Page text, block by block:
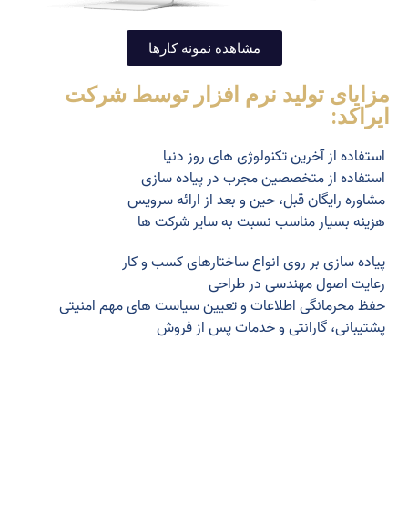
مشاهده نمونه کارها
مزایای تولید نرم افزار توسط شرکت
ایراکد:
استفاده از آخرین تکنولوژی های روز دنیا
استفاده از متخصصین مجرب در پیاده سازی
مشاوره رایگان قبل، حین و بعد از ارائه سرویس
هزینه بسیار مناسب نسبت به سایر شرکت ها
پیاده سازی بر روی انواع ساختارهای کسب و کار
رعایت اصول مهندسی در طراحی
حفظ محرمانگی اطلاعات و تعیین سیاست های مهم امنیتی
پشتیبانی، گارانتی و خدمات پس از فروش